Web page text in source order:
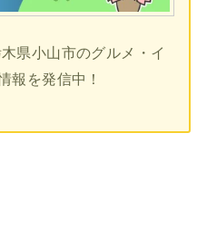
県小山市のグルメ・イ
報を発信中！